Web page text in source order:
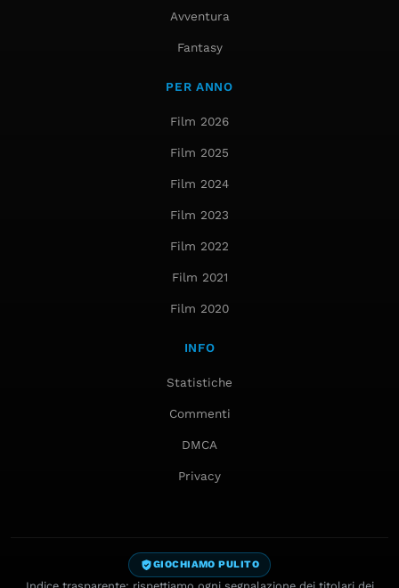
Avventura
Fantasy
PER ANNO
Film 2026
Film 2025
Film 2024
Film 2023
Film 2022
Film 2021
Film 2020
INFO
Statistiche
Commenti
DMCA
Privacy
GIOCHIAMO PULITO